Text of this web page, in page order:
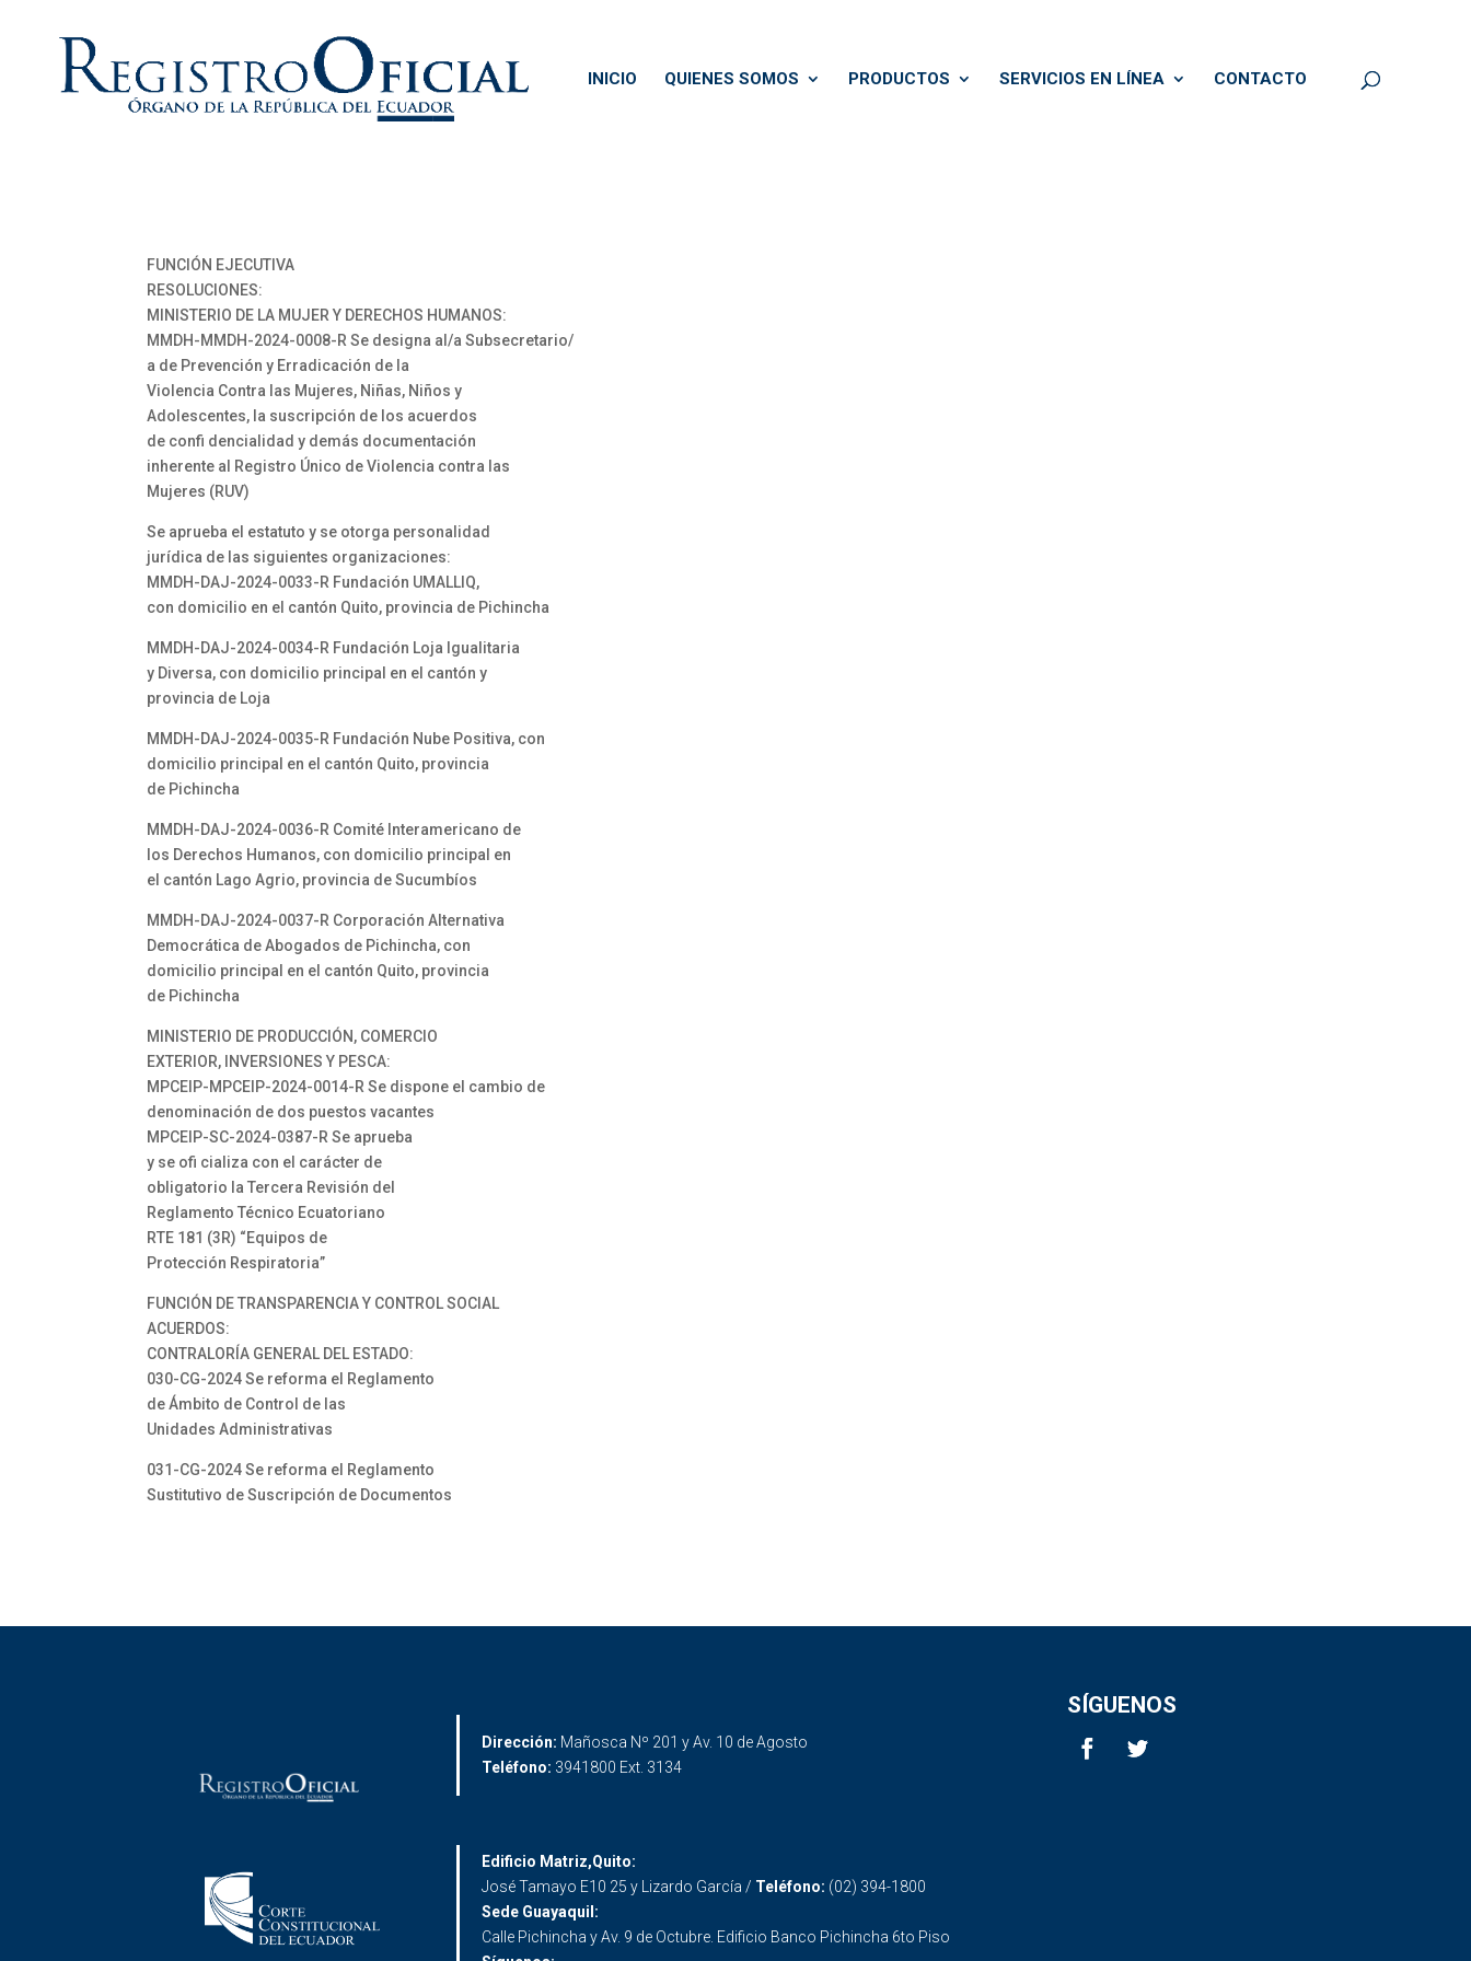
INICIO QUIENES SOMOS PRODUCTOS SERVICIOS EN LÍNEA CONTACTO
FUNCIÓN EJECUTIVA
RESOLUCIONES:
MINISTERIO DE LA MUJER Y DERECHOS HUMANOS:
MMDH-MMDH-2024-0008-R Se designa al/a Subsecretario/
a de Prevención y Erradicación de la
Violencia Contra las Mujeres, Niñas, Niños y
Adolescentes, la suscripción de los acuerdos
de confi dencialidad y demás documentación
inherente al Registro Único de Violencia contra las
Mujeres (RUV)
Se aprueba el estatuto y se otorga personalidad
jurídica de las siguientes organizaciones:
MMDH-DAJ-2024-0033-R Fundación UMALLIQ,
con domicilio en el cantón Quito, provincia de Pichincha
MMDH-DAJ-2024-0034-R Fundación Loja Igualitaria
y Diversa, con domicilio principal en el cantón y
provincia de Loja
MMDH-DAJ-2024-0035-R Fundación Nube Positiva, con
domicilio principal en el cantón Quito, provincia
de Pichincha
MMDH-DAJ-2024-0036-R Comité Interamericano de
los Derechos Humanos, con domicilio principal en
el cantón Lago Agrio, provincia de Sucumbíos
MMDH-DAJ-2024-0037-R Corporación Alternativa
Democrática de Abogados de Pichincha, con
domicilio principal en el cantón Quito, provincia
de Pichincha
MINISTERIO DE PRODUCCIÓN, COMERCIO
EXTERIOR, INVERSIONES Y PESCA:
MPCEIP-MPCEIP-2024-0014-R Se dispone el cambio de
denominación de dos puestos vacantes
MPCEIP-SC-2024-0387-R Se aprueba
y se ofi cializa con el carácter de
obligatorio la Tercera Revisión del
Reglamento Técnico Ecuatoriano
RTE 181 (3R) “Equipos de
Protección Respiratoria”
FUNCIÓN DE TRANSPARENCIA Y CONTROL SOCIAL
ACUERDOS:
CONTRALORÍA GENERAL DEL ESTADO:
030-CG-2024 Se reforma el Reglamento
de Ámbito de Control de las
Unidades Administrativas
031-CG-2024 Se reforma el Reglamento
Sustitutivo de Suscripción de Documentos
Dirección: Mañosca Nº 201 y Av. 10 de Agosto
Teléfono: 3941800 Ext. 3134
SÍGUENOS
Edificio Matriz,Quito:
José Tamayo E10 25 y Lizardo García / Teléfono: (02) 394-1800
Sede Guayaquil:
Calle Pichincha y Av. 9 de Octubre. Edificio Banco Pichincha 6to Piso